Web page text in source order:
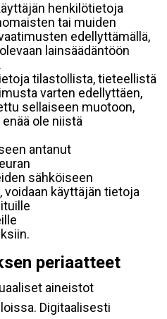
henkilötietoja
tai muiden
edellyttämällä,
lainsäädäntöön
tilastollista, tieteellistä
varten edellyttäen,
sellaiseen muotoon,
ole niistä
antanut
sähköiseen
käyttäjän tietoja
periaatteet
aineistot
Digitaalisesti